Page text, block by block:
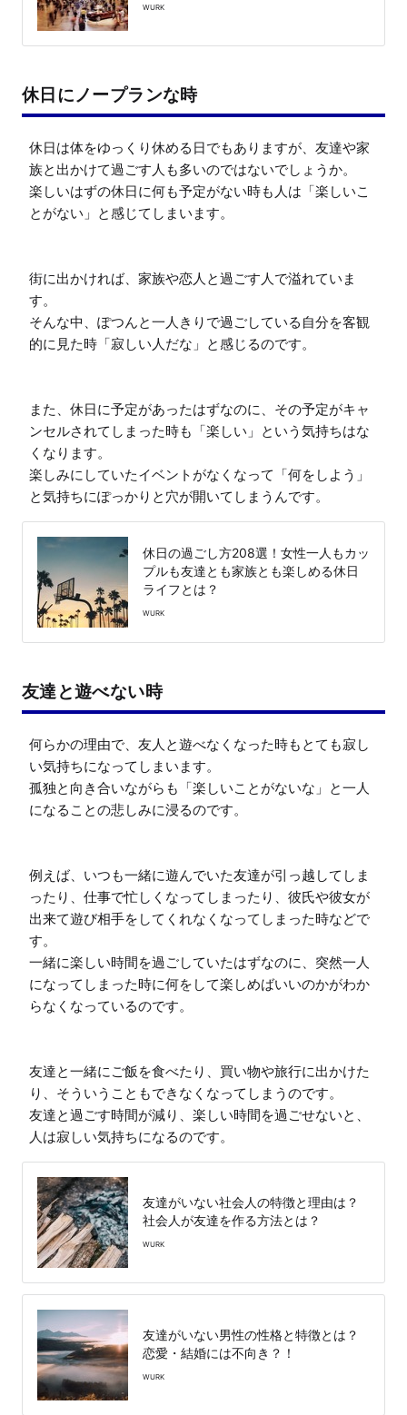
WURK
休日にノープランな時
休日は体をゆっくり休める日でもありますが、友達や家
族と出かけて過ごす人も多いのではないでしょうか。
楽しいはずの休日に何も予定がない時も人は「楽しいこ
とがない」と感じてしまいます。
街に出かければ、家族や恋人と過ごす人で溢れていま
す。
そんな中、ぽつんと一人きりで過ごしている自分を客観
的に見た時「寂しい人だな」と感じるのです。
また、休日に予定があったはずなのに、その予定がキャ
ンセルされてしまった時も「楽しい」という気持ちはな
くなります。
楽しみにしていたイベントがなくなって「何をしよう」
と気持ちにぽっかりと穴が開いてしまうんです。
休日の過ごし方208選！女性一人もカッ
プルも友達とも家族とも楽しめる休日
ライフとは？
WURK
友達と遊べない時
何らかの理由で、友人と遊べなくなった時もとても寂し
い気持ちになってしまいます。
孤独と向き合いながらも「楽しいことがないな」と一人
になることの悲しみに浸るのです。
例えば、いつも一緒に遊んでいた友達が引っ越してしま
ったり、仕事で忙しくなってしまったり、彼氏や彼女が
出来て遊び相手をしてくれなくなってしまった時などで
す。
一緒に楽しい時間を過ごしていたはずなのに、突然一人
になってしまった時に何をして楽しめばいいのかがわか
らなくなっているのです。
友達と一緒にご飯を食べたり、買い物や旅行に出かけた
り、そういうこともできなくなってしまうのです。
友達と過ごす時間が減り、楽しい時間を過ごせないと、
人は寂しい気持ちになるのです。
友達がいない社会人の特徴と理由は？
社会人が友達を作る方法とは？
WURK
友達がいない男性の性格と特徴とは？
恋愛・結婚には不向き？！
WURK